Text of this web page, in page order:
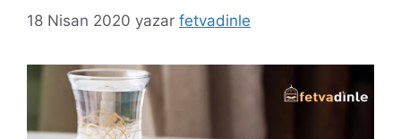
18 Nisan 2020 yazar fetvadinle